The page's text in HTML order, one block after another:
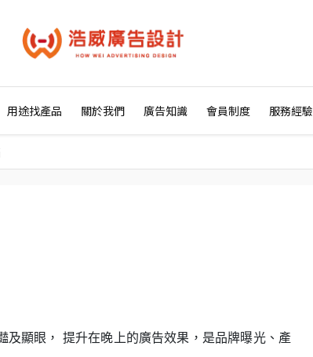
用途找產品 關於我們 廣告知識 會員制度 服務經驗
顯眼， 提升在晚上的廣告效果，是品牌曝光、產